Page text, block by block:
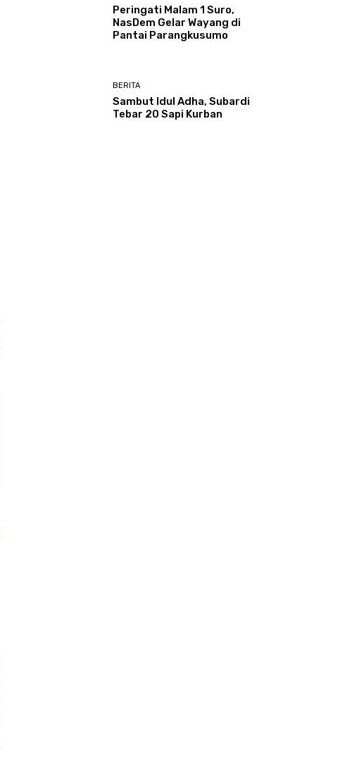
Peringati Malam 1 Suro,
NasDem Gelar Wayang di
Pantai Parangkusumo
BERITA
Sambut Idul Adha, Subardi
Tebar 20 Sapi Kurban